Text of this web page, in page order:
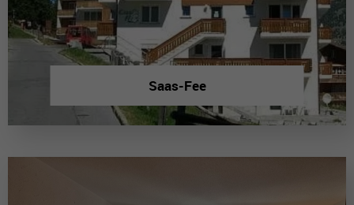
Saas-Fee